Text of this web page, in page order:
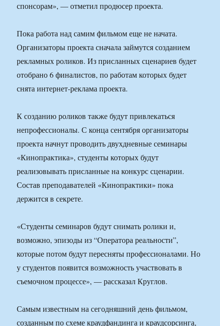
спонсорам», — отметил продюсер проекта.
Пока работа над самим фильмом еще не начата.
Организаторы проекта сначала займутся созданием
рекламных роликов. Из присланных сценариев будет
отобрано 6 финалистов, по работам которых будет
снята интернет-реклама проекта.
К созданию роликов также будут привлекаться
непрофессионалы. С конца сентября организаторы
проекта начнут проводить двухдневные семинары
«Кинопрактика», студенты которых будут
реализовывать присланные на конкурс сценарии.
Состав преподавателей «Кинопрактики» пока
держится в секрете.
«Студенты семинаров будут снимать ролики и,
возможно, эпизоды из “Оператора реальности”,
которые потом будут пересняты профессионалами. Но
у студентов появится возможность участвовать в
съемочном процессе», — рассказал Круглов.
Самым известным на сегодняшний день фильмом,
созданным по схеме краудфандинга и краудсорсинга,